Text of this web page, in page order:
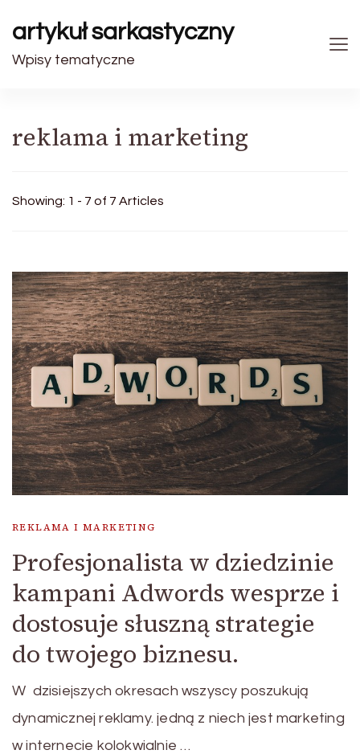
artykuł sarkastyczny
Wpisy tematyczne
reklama i marketing
Showing: 1 - 7 of 7 Articles
REKLAMA I MARKETING
Profesjonalista w dziedzinie
kampani Adwords wesprze i
dostosuje słuszną strategie
do twojego biznesu.
W dzisiejszych okresach wszyscy poszukują
dynamicznej reklamy. jedną z niech jest marketing
w internecie kolokwialnie …